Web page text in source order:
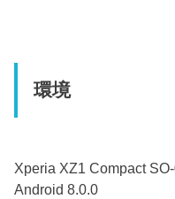
環境
Xperia XZ1 Compact
Android 8.0.0